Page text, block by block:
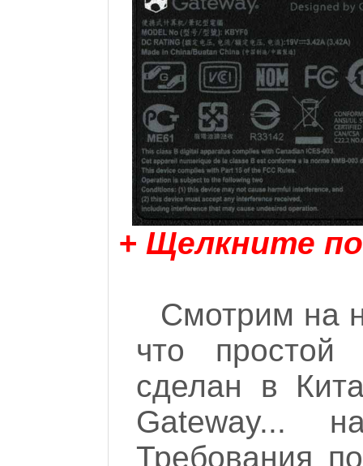
+ Щелкните
Смотрим на
что простой
сделан в
Gateway...
Требования